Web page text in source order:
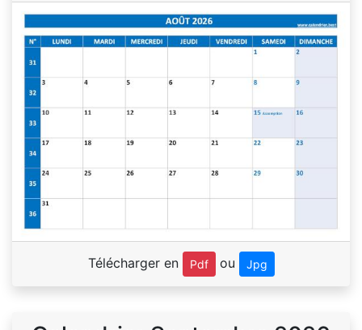
Télécharger en Pdf ou Jpg